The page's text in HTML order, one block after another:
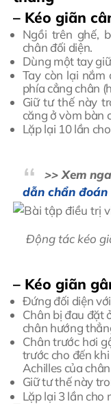
– Kéo giãn
Ngồi trên ghế,
chân đối diện.
Dùng một tay
Tay còn lại nắm
phía cẳng chân
Giữ tư thế này
căng ở vòm bàn
Lặp lại 10 lần
>> Xem
dẫn chẩn
Động tác kéo
– Kéo giãn
Đứng đối diện
Chân bị đau đặt
chân hướng
Chân trước hơi
trước cho đến
Achilles của
Giữ tư thế này
Lặp lại 3 lần cho